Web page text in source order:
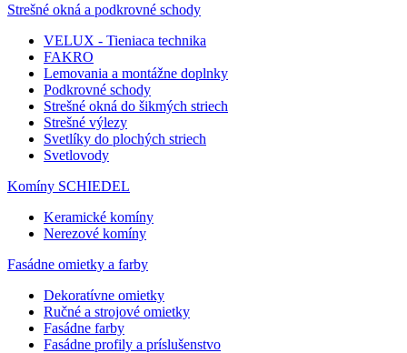
Strešné okná a podkrovné schody
VELUX - Tieniaca technika
FAKRO
Lemovania a montážne doplnky
Podkrovné schody
Strešné okná do šikmých striech
Strešné výlezy
Svetlíky do plochých striech
Svetlovody
Komíny SCHIEDEL
Keramické komíny
Nerezové komíny
Fasádne omietky a farby
Dekoratívne omietky
Ručné a strojové omietky
Fasádne farby
Fasádne profily a príslušenstvo